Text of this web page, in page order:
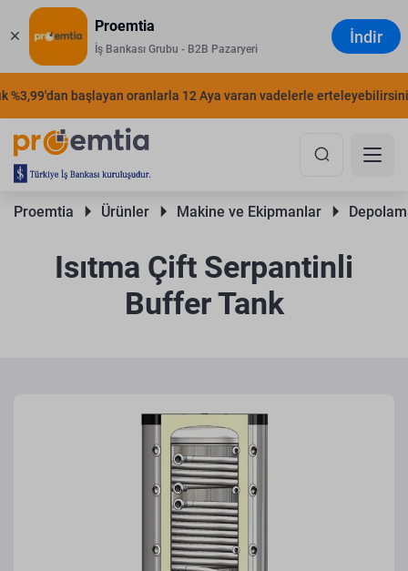
Proemtia
İş Bankası Grubu - B2B Pazaryeri
İndir
başlayan oranlarla 12 Aya varan vadelerle erteleyebilirsiniz.
Proemtia Ürünler Makine ve Ekipmanlar
Isıtma Çift Serpantinli
Buffer Tank